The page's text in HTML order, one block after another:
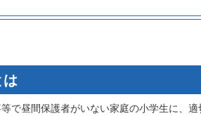
は
で昼間保護者がいない家庭の小学生に、